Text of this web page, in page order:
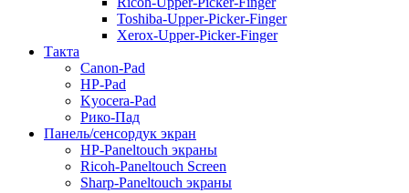
Toshiba-Upper-Picker-Finger
Xerox-Upper-Picker-Finger
Такта
Canon-Pad
HP-Pad
Kyocera-Pad
Рико-Пад
Панель/сенсордук экран
HP-Paneltouch экраны
Ricoh-Paneltouch Screen
Sharp-Paneltouch экраны